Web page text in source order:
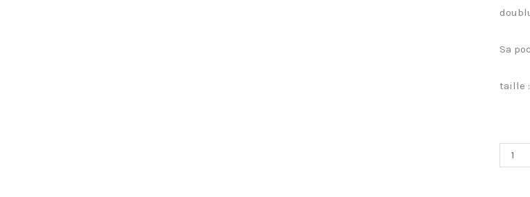
Sa
taille :
de